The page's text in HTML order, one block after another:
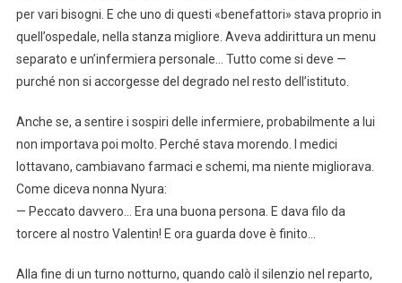
per vari bisogni. E che uno di questi «benefattori» stava proprio in
quell’ospedale, nella stanza migliore. Aveva addirittura un menu
separato e un’infermiera personale… Tutto come si deve —
purché non si accorgesse del degrado nel resto dell’istituto.
Anche se, a sentire i sospiri delle infermiere, probabilmente a lui
non importava poi molto. Perché stava morendo. I medici
lottavano, cambiavano farmaci e schemi, ma niente migliorava.
Come diceva nonna Nyura:
— Peccato davvero… Era una buona persona. E dava filo da
torcere al nostro Valentin! E ora guarda dove è finito…
Alla fine di un turno notturno, quando calò il silenzio nel reparto,